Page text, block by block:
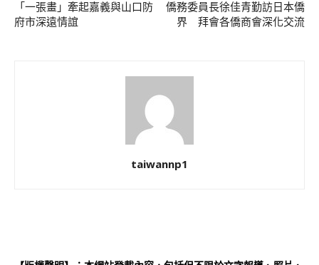
「一張畫」牽起嘉義與山口防
府市深遠情誼
僑務委員長徐佳青勤訪日本僑
界 拜會各僑商會深化交流
taiwannp1